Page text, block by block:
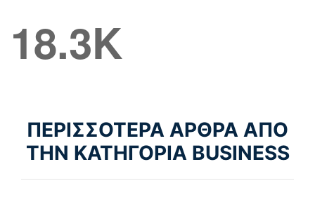
18.3K
ΠΕΡΙΣΣΟΤΕΡΑ ΑΡΘΡΑ ΑΠΟ
ΤΗΝ ΚΑΤΗΓΟΡΙΑ BUSINESS